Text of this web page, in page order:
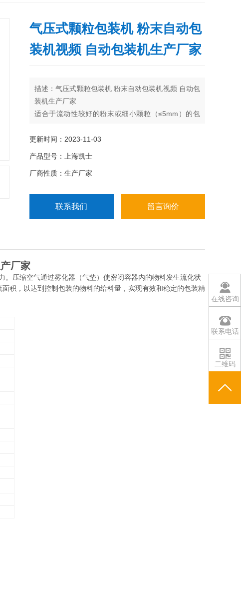
气压式颗粒包装机 粉末自动包
装机视频 自动包装机生产厂家
描述：气压式颗粒包装机 粉末自动包装机视频 自动包
装机生产厂家
适合于流动性较好的粉末或细小颗粒（≤5mm）的包
垫）使密闭容器内的物料发生流化状态，从而达到输
送给料的作用。密闭采用气动橡胶阀门，通过控制阀
现有效和稳定的包装精度和速度。
更新时间：2023-11-03
产品型号：上海凯士
厂商性质：生产厂家
联系我们 留言询价
厂家
。压缩空气通过雾化器（气垫）使密闭容器内的物料发生流化状
积，以达到控制包装的物料的给料量，实现有效和稳定的包装精
在线咨询
联系电话
二维码